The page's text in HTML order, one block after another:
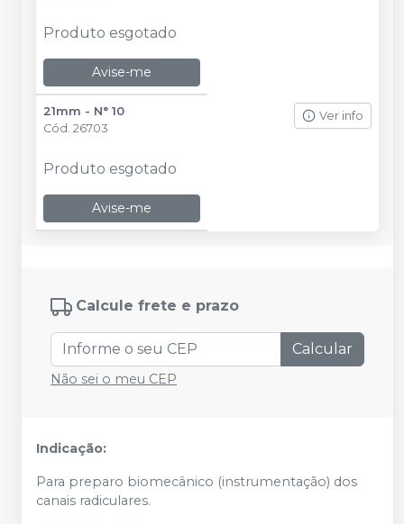
Produto esgotado
Avise-me
21mm - N° 10
Cód. 26703
Ver info
Produto esgotado
Avise-me
Calcule frete e prazo
Calcular
Não sei o meu CEP
Indicação:
Para preparo biomecânico (instrumentação) dos
canais radiculares.